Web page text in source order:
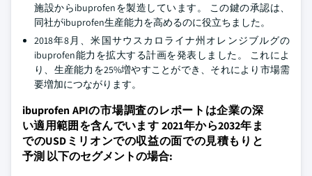
施設からibuprofenを製造しています。 この鍵の承認は、
同社がibuprofen生産能力を高めるのに役立ちました。
2018年8月、米国サウスカロライナ州オレンジブルグの
ibuprofen能力を拡大する計画を発表しました。 これによ
り、生産能力を25%増やすことができ、それにより市場需
要増加につながります。
ibuprofen APIの市場調査のレポートは企業の深
い適用範囲を含んでいます 2021年から2032年ま
でのUSDミリオンでの収益の面での見積もりと
予測 以下のセグメントの場合: